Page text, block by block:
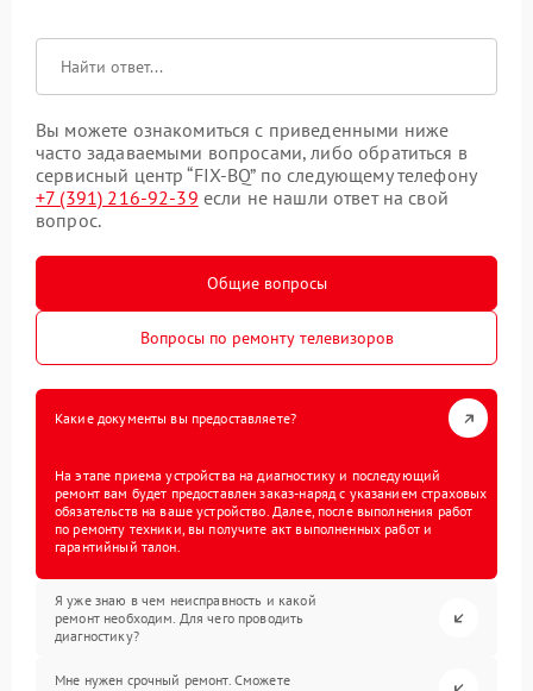
Вы можете ознакомиться с приведенными ниже
часто задаваемыми вопросами, либо обратиться в
сервисный центр “FIX-BQ” по следующему телефону
+7 (391) 216-92-39 если не нашли ответ на свой
вопрос.
Общие вопросы
Вопросы по ремонту телевизоров
Какие документы вы предоставляете?
На этапе приема устройства на диагностику и последующий
ремонт вам будет предоставлен заказ-наряд с указанием страховых
обязательств на ваше устройство. Далее, после выполнения работ
по ремонту техники, вы получите акт выполненных работ и
гарантийный талон.
Я уже знаю в чем неисправность и какой
ремонт необходим. Для чего проводить
диагностику?
Мне нужен срочный ремонт. Сможете